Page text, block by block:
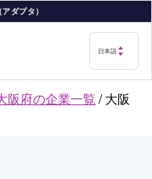
ダプタ）
阪府の企業一覧 /大阪